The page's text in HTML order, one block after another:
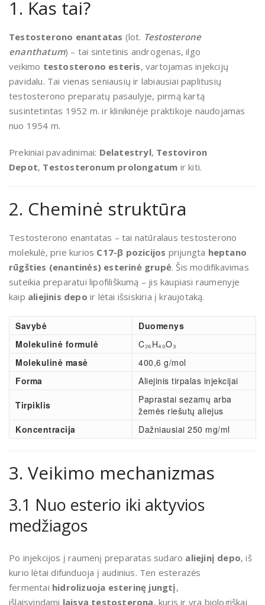
1. Kas tai?
Testosterono enantatas (lot. Testosterone
enanthatum) – tai sintetinis androgenas, ilgo
veikimo testosterono esteris, vartojamas injekcijų
pavidalu. Tai vienas seniausių ir labiausiai paplitusių
testosterono preparatų pasaulyje, pirmą kartą
susintetintas 1952 m. ir klinikinėje praktikoje naudojamas
nuo 1954 m.
Prekiniai pavadinimai: Delatestryl, Testoviron
Depot, Testosteronum prolongatum ir kiti.
2. Cheminė struktūra
Testosterono enantatas – tai natūralaus testosterono
molekulė, prie kurios C17-β pozicijos prijungta heptano
rūgšties (enantinės) esterinė grupė. Šis modifikavimas
suteikia preparatui lipofiliškumą – jis kaupiasi raumenyje
kaip aliejinis depo ir lėtai išsiskiria į kraujotaką.
Savybė
Duomenys
Molekulinė formulė
C₂₆H₄₀O₃
Molekulinė masė
400,6 g/mol
Forma
Aliejinis tirpalas injekcijai
Tirpiklis
Paprastai sezamų arba
žemės riešutų aliejus
Koncentracija
Dažniausiai 250 mg/ml
3. Veikimo mechanizmas
3.1 Nuo esterio iki aktyvios
medžiagos
Po injekcijos į raumenį preparatas sudaro aliejinį depo, iš
kurio lėtai difunduoja į audinius. Ten esterazės
fermentai hidrolizuoja esterinę jungtį,
išlaisvindami laisvą testosteroną, kuris ir yra biologiškai